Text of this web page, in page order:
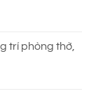
trí phòng thờ,